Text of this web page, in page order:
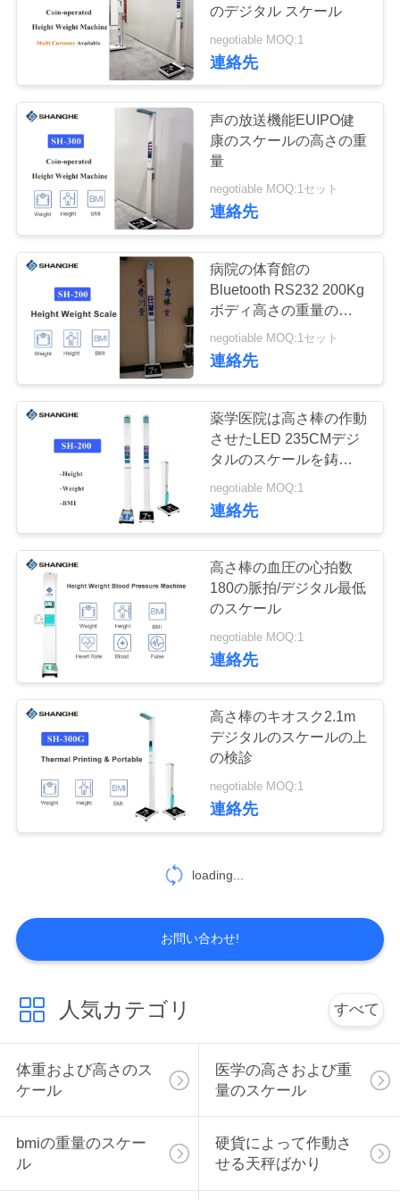
ア
質
絡
い
を
て
く
だ
さ
い
VR
地
ボディ構成検光子の
スケール
高さの重量BMIの血
圧機械
83
超音波高さおよび重
量機械
36
マッサージのベッ
ド
Bluetoothスマート
なBMIのスケール
26
電子高さおよび重量
機械
29
のデジタル スケール
negotiable MOQ:1
連絡先
声の放送機能EUIPO健
康のスケールの高さの重
量
negotiable MOQ:1セット
連絡先
病院の体育館の
Bluetooth RS232 200Kg
ボディ高さの重量のスケ
ール
negotiable MOQ:1セット
連絡先
薬学医院は高さ棒の作動
させたLED 235CMデジ
タルのスケールを鋳造す
negotiable MOQ:1
連絡先
高さ棒の血圧の心拍数
180の脈拍/デジタル最低
のスケール
negotiable MOQ:1
連絡先
高さ棒のキオスク2.1m
デジタルのスケールの上
の検診
negotiable MOQ:1
連絡先
loading...
お問い合わせ!
人気カテゴリ すべて
体重および高さのス
ケール
医学の高さおよび重
量のスケール
bmiの重量のスケー
ル
硬貨によって作動さ
せる天秤ばかり